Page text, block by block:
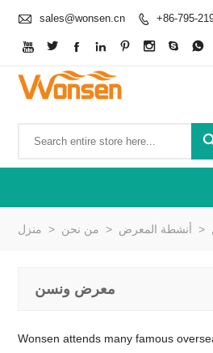
 sales@wonsen.cn  +86-795-
       
منزل > من نحن > أنشطة المعرض >
معرض ونسن
Wonsen attends many famous